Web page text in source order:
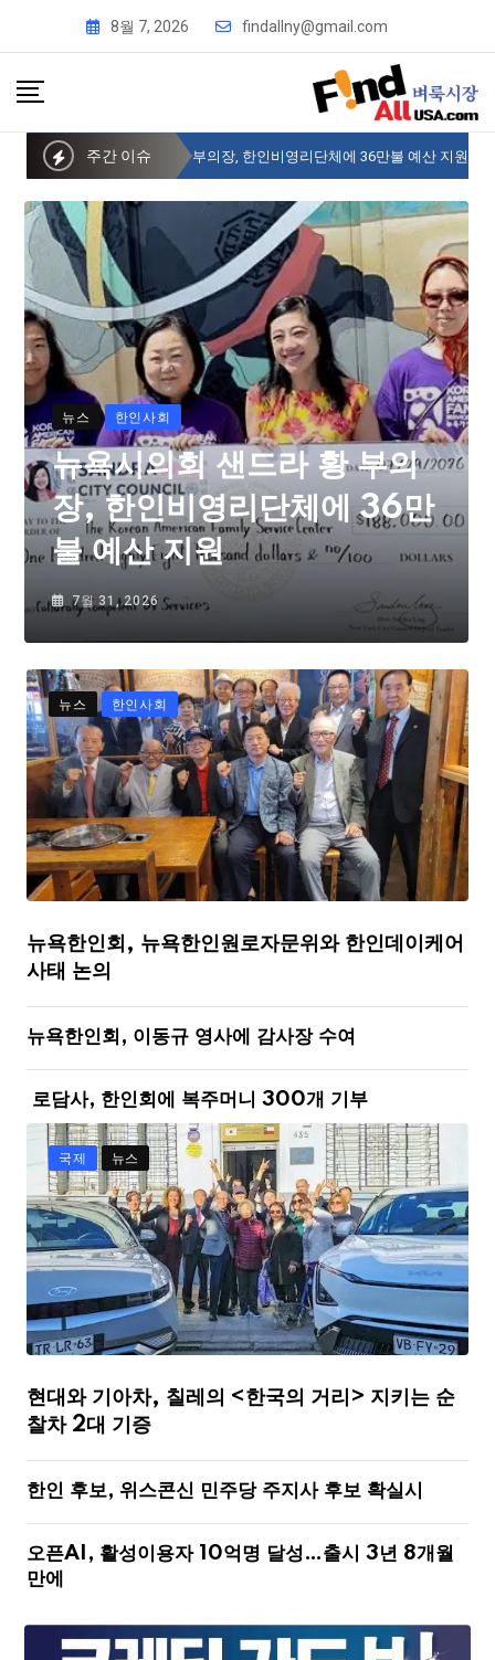
8월 7, 2026 findallny@gmail.com
주간 이슈
뉴욕시의회 샌드라 황 부의장, 한인비영리단체에 36만불 예산 지원
뉴스 한인사회
뉴욕시의회 샌드라 황 부의
장, 한인비영리단체에 36만
불 예산 지원
7월 31, 2026
뉴스 한인사회
뉴욕한인회, 뉴욕한인원로자문위와 한인데이케어
사태 논의
뉴욕한인회, 이동규 영사에 감사장 수여
로담사, 한인회에 복주머니 300개 기부
국제 뉴스
현대와 기아차, 칠레의 <한국의 거리> 지키는 순
찰차 2대 기증
한인 후보, 위스콘신 민주당 주지사 후보 확실시
오픈AI, 활성이용자 10억명 달성…출시 3년 8개월
만에